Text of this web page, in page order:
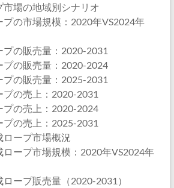
市場の地域別シナリオ
の市場規模：2020年VS2024年
の販売量：2020-2031
プの販売量：2020-2024
の販売量：2025-2031
の売上：2020-2031
プの売上：2020-2024
の売上：2025-2031
ープ市場概況
ープ市場規模：2020年VS2024年
ープ販売量（2020-2031）